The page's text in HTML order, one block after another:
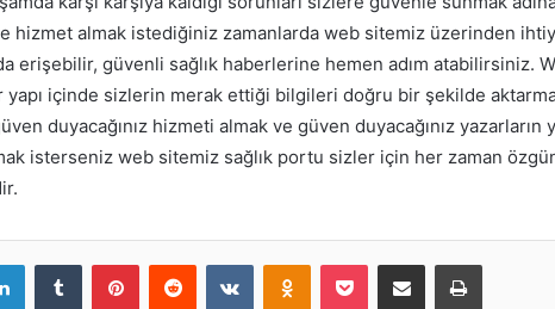
hizmet almak istediğiniz zamanlarda web sitemiz üzerinden
erişebilir, güvenli sağlık haberlerine hemen adım atabilirsiniz.
içinde sizlerin merak ettiği bilgileri doğru bir şekilde
duyacağınız hizmeti almak ve güven duyacağınız yazarların
isterseniz web sitemiz sağlık portu sizler için her zaman
LinkedInTumblr PinterestReddit VKontakteOdnoklassniki
Pocket E-Posta ile paylaş Yazdır